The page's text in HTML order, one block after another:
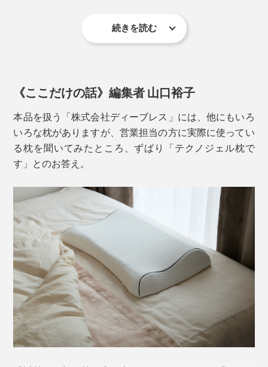
冬場に最初のタッチでヒヤッと感じる場合は、タオルな
どをかけてお使いください。
枕の高さは7cm、9cm、11cmの3種類。
う、下写真を目安にサイズを選んでください。気道も確
保され、深い呼吸がしやすくなります。
続きを読む
《ここだけの話》編集者 山口裕子
本品を扱う「株式会社ディーブレス」には、他にもいろ
いろな枕がありますが、営業担当の方に実際に使ってい
る枕を聞いてみたところ、ずばり「テクノジェル枕で
す」とのお答え。